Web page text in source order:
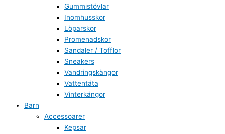
Gummistövlar
Inomhusskor
Löparskor
Promenadskor
Sandaler / Tofflor
Sneakers
Vandringskängor
Vattentäta
Vinterkängor
Barn
Accessoarer
Kepsar